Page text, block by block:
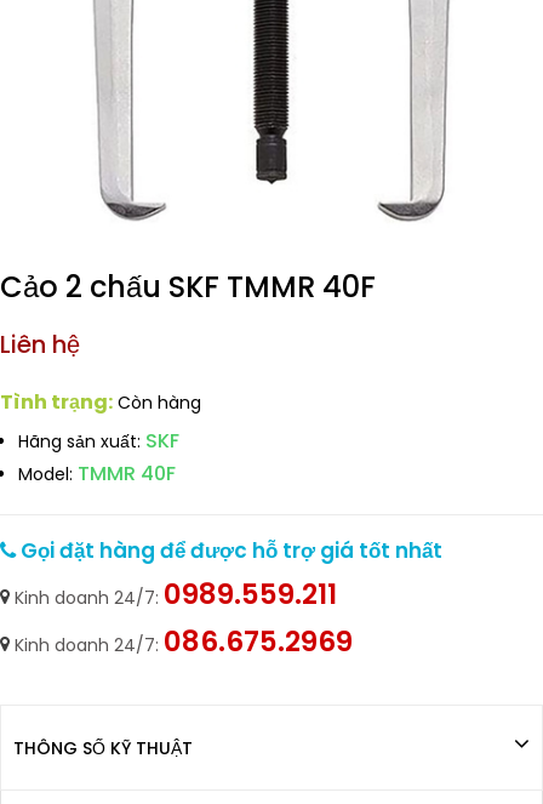
Cảo 2 chấu SKF TMMR 40F
Liên hệ
Tình trạng: Còn hàng
Hãng sản xuất: SKF
Model: TMMR 40F
Gọi đặt hàng để được hỗ trợ giá tốt nhất
Kinh doanh 24/7: 0989.559.211
Kinh doanh 24/7: 086.675.2969
THÔNG SỐ KỸ THUẬT